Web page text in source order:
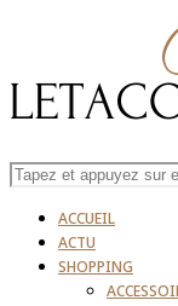
ACCUEIL
ACTU
SHOPPING